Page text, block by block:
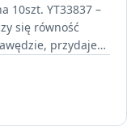
10szt. YT33837 –
się równość
przydaje…